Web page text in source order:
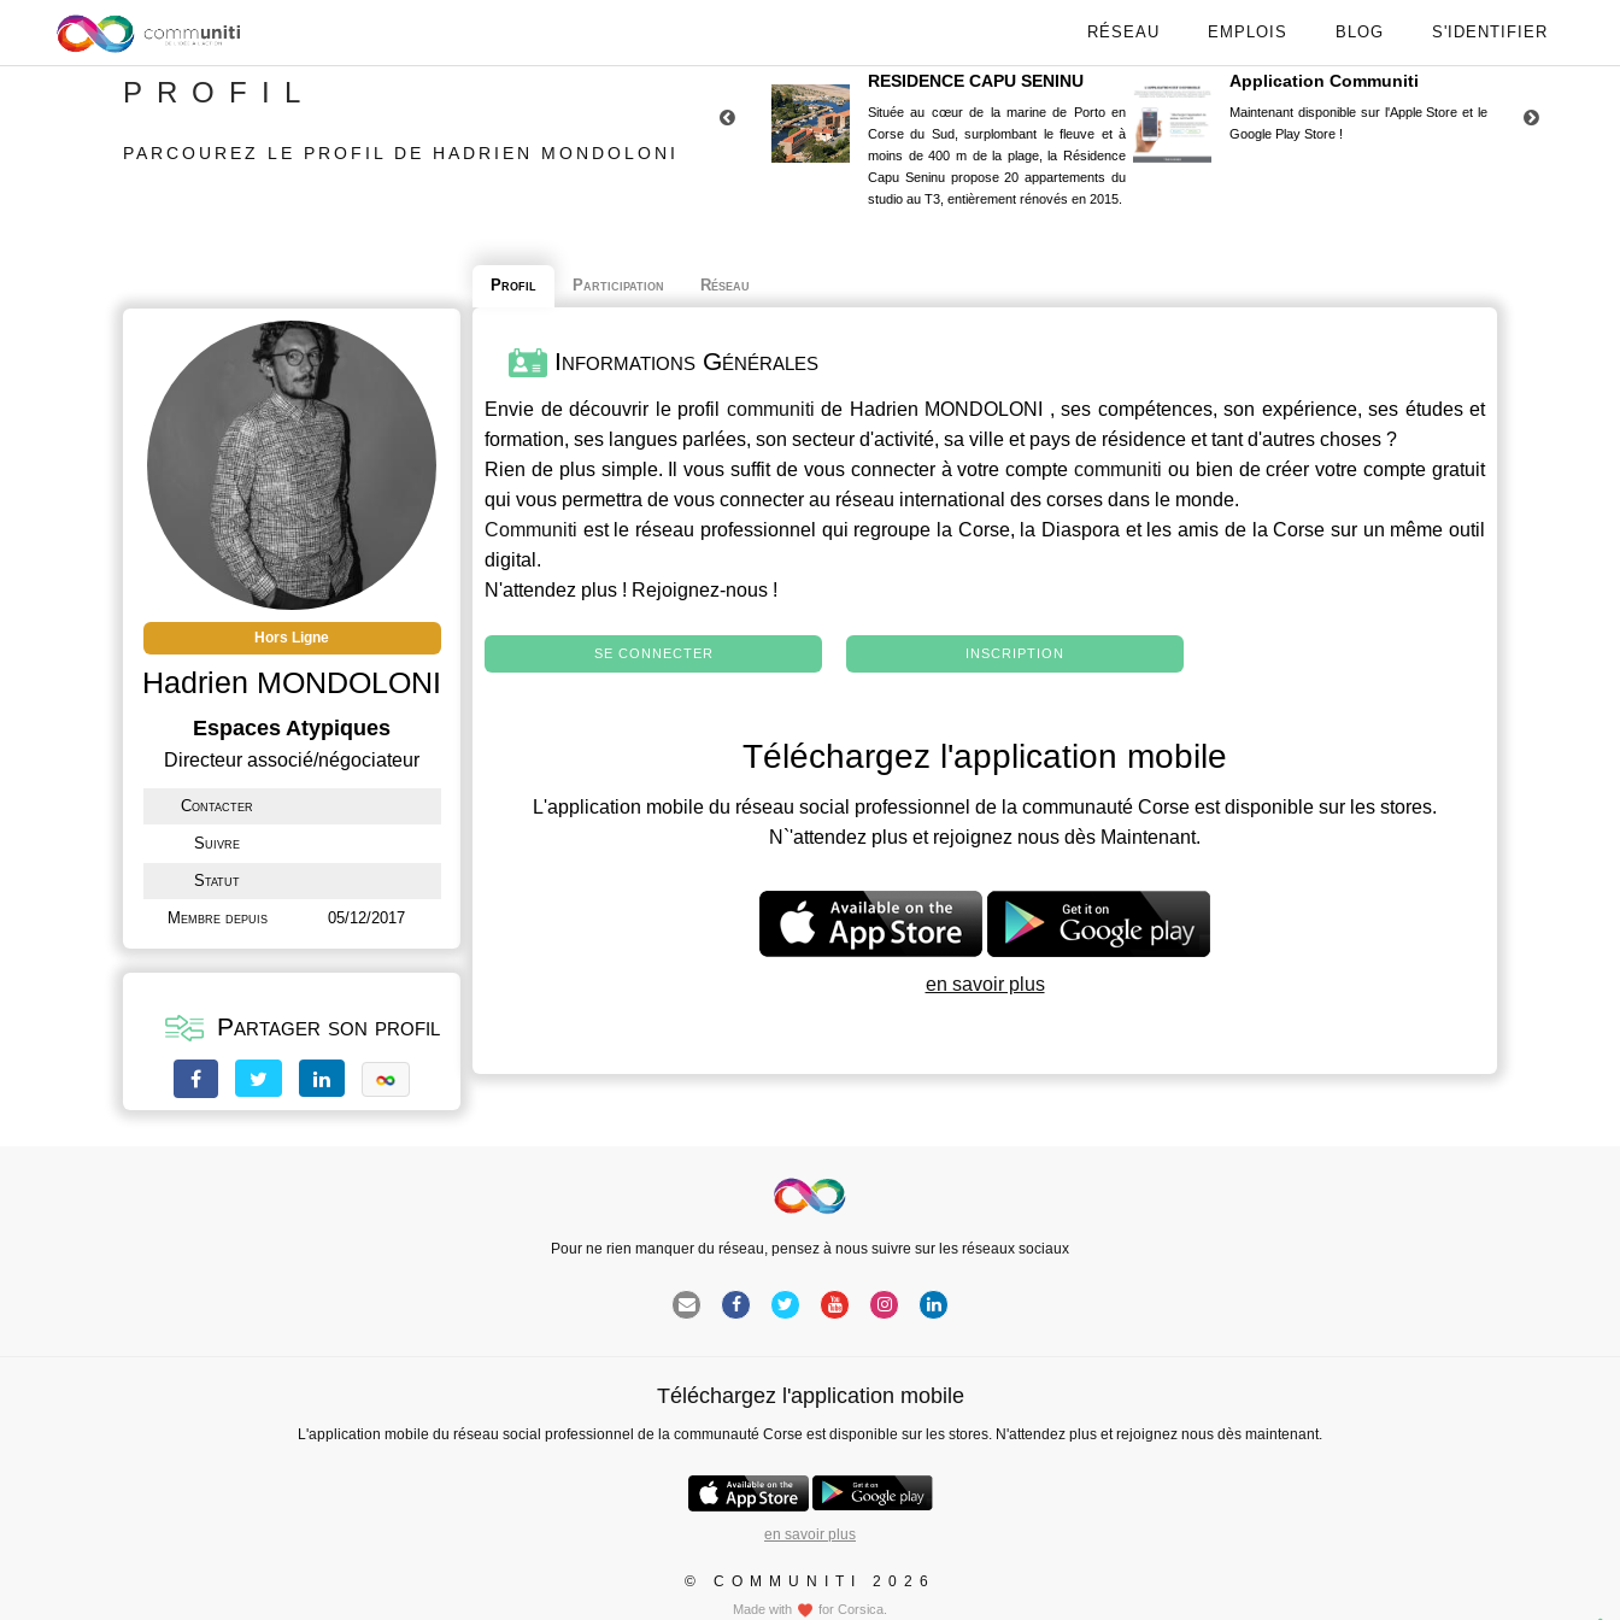
RÉSEAU EMPLOIS BLOG S'IDENTIFIER
PROFIL
PARCOUREZ LE PROFIL DE HADRIEN MONDOLONI
RESIDENCE CAPU SENINU
Située au cœur de la marine de Porto en
Corse du Sud, surplombant le fleuve et à
moins de 400 m de la plage, la Résidence
Capu Seninu propose 20 appartements du
studio au T3, entièrement rénovés en 2015.
Application Communiti
Maintenant disponible sur l'Apple Store et le
Google Play Store !
Hors Ligne
Hadrien MONDOLONI
Espaces Atypiques
Directeur associé/négociateur
Contacter
Suivre
Statut
Membre depuis 05/12/2017
Partager son profil
Profil Participation Réseau
Informations Générales
Envie de découvrir le profil communiti de Hadrien MONDOLONI , ses compétences, son expérience, ses études et
formation, ses langues parlées, son secteur d'activité, sa ville et pays de résidence et tant d'autres choses ?
Rien de plus simple. Il vous suffit de vous connecter à votre comptecommuniti ou bien de créer votre compte gratuit
qui vous permettra de vous connecter au réseau international des corses dans le monde.
Communiti est le réseau professionnel qui regroupe la Corse, la Diaspora et les amis de la Corse sur un même outil
digital.
N'attendez plus ! Rejoignez-nous !
SE CONNECTER INSCRIPTION
Téléchargez l'application mobile
L'application mobile du réseau social professionnel de la communauté Corse est disponible sur les stores.
N`'attendez plus et rejoignez nous dès Maintenant.
en savoir plus
Pour ne rien manquer du réseau, pensez à nous suivre sur les réseaux sociaux
Téléchargez l'application mobile
L'application mobile du réseau social professionnel de la communauté Corse est disponible sur les stores. N'attendez plus et rejoignez nous dès maintenant.
en savoir plus
© COMMUNITI 2026
Made with for Corsica.